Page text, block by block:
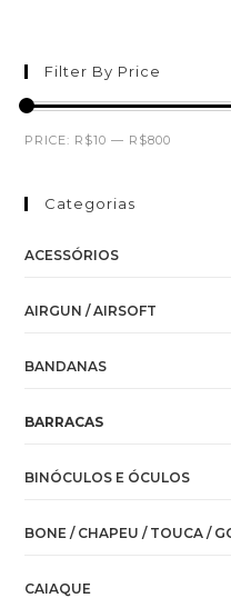
Filter By Price
PRICE: R$10 — R$800
Categorias
ACESSÓRIOS
AIRGUN / AIRSOFT
BANDANAS
BARRACAS
BINÓCULOS E ÓCULOS
BONE / CHAPEU / TOUCA /
CAIAQUE